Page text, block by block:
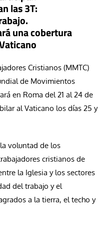
las 3T:
una cobertura
Cristianos (MMTC)
de Movimientos
en Roma del 21 al 24 de
al Vaticano los días 25 y
voluntad de los
cristianos de
la Iglesia y los sectores
del trabajo y el
a la tierra, el techo y